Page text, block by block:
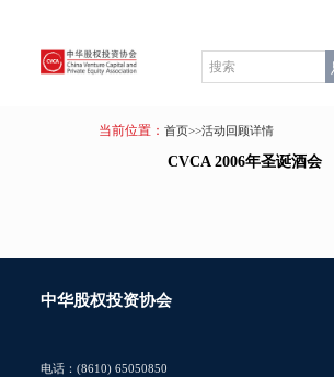
当前位置： 首页>>活动回顾详情
CVCA 2006年圣诞酒会
中华股权投资协会
电话：(8610) 65050850